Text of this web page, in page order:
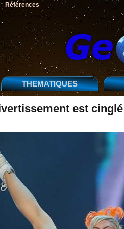
Références
THEMATIQUES
est cinglé